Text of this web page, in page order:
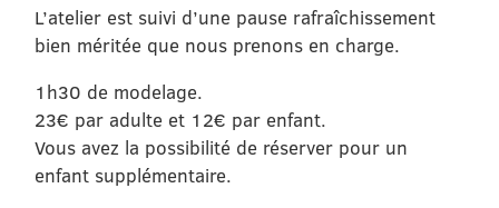
L’atelier est suivi d’une pause rafraîchissement
bien méritée que nous prenons en charge.
1h30 de modelage.
23€ par adulte et 12€ par enfant.
Vous avez la possibilité de réserver pour un
enfant supplémentaire.